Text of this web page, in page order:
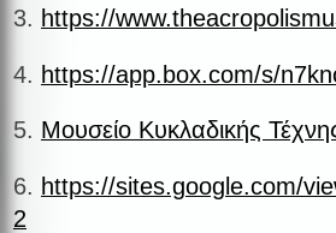
3. https://
4. https://app.box.com/s/
5. Μουσείο Κυκλαδικής
6. https://sites.google.com/
2